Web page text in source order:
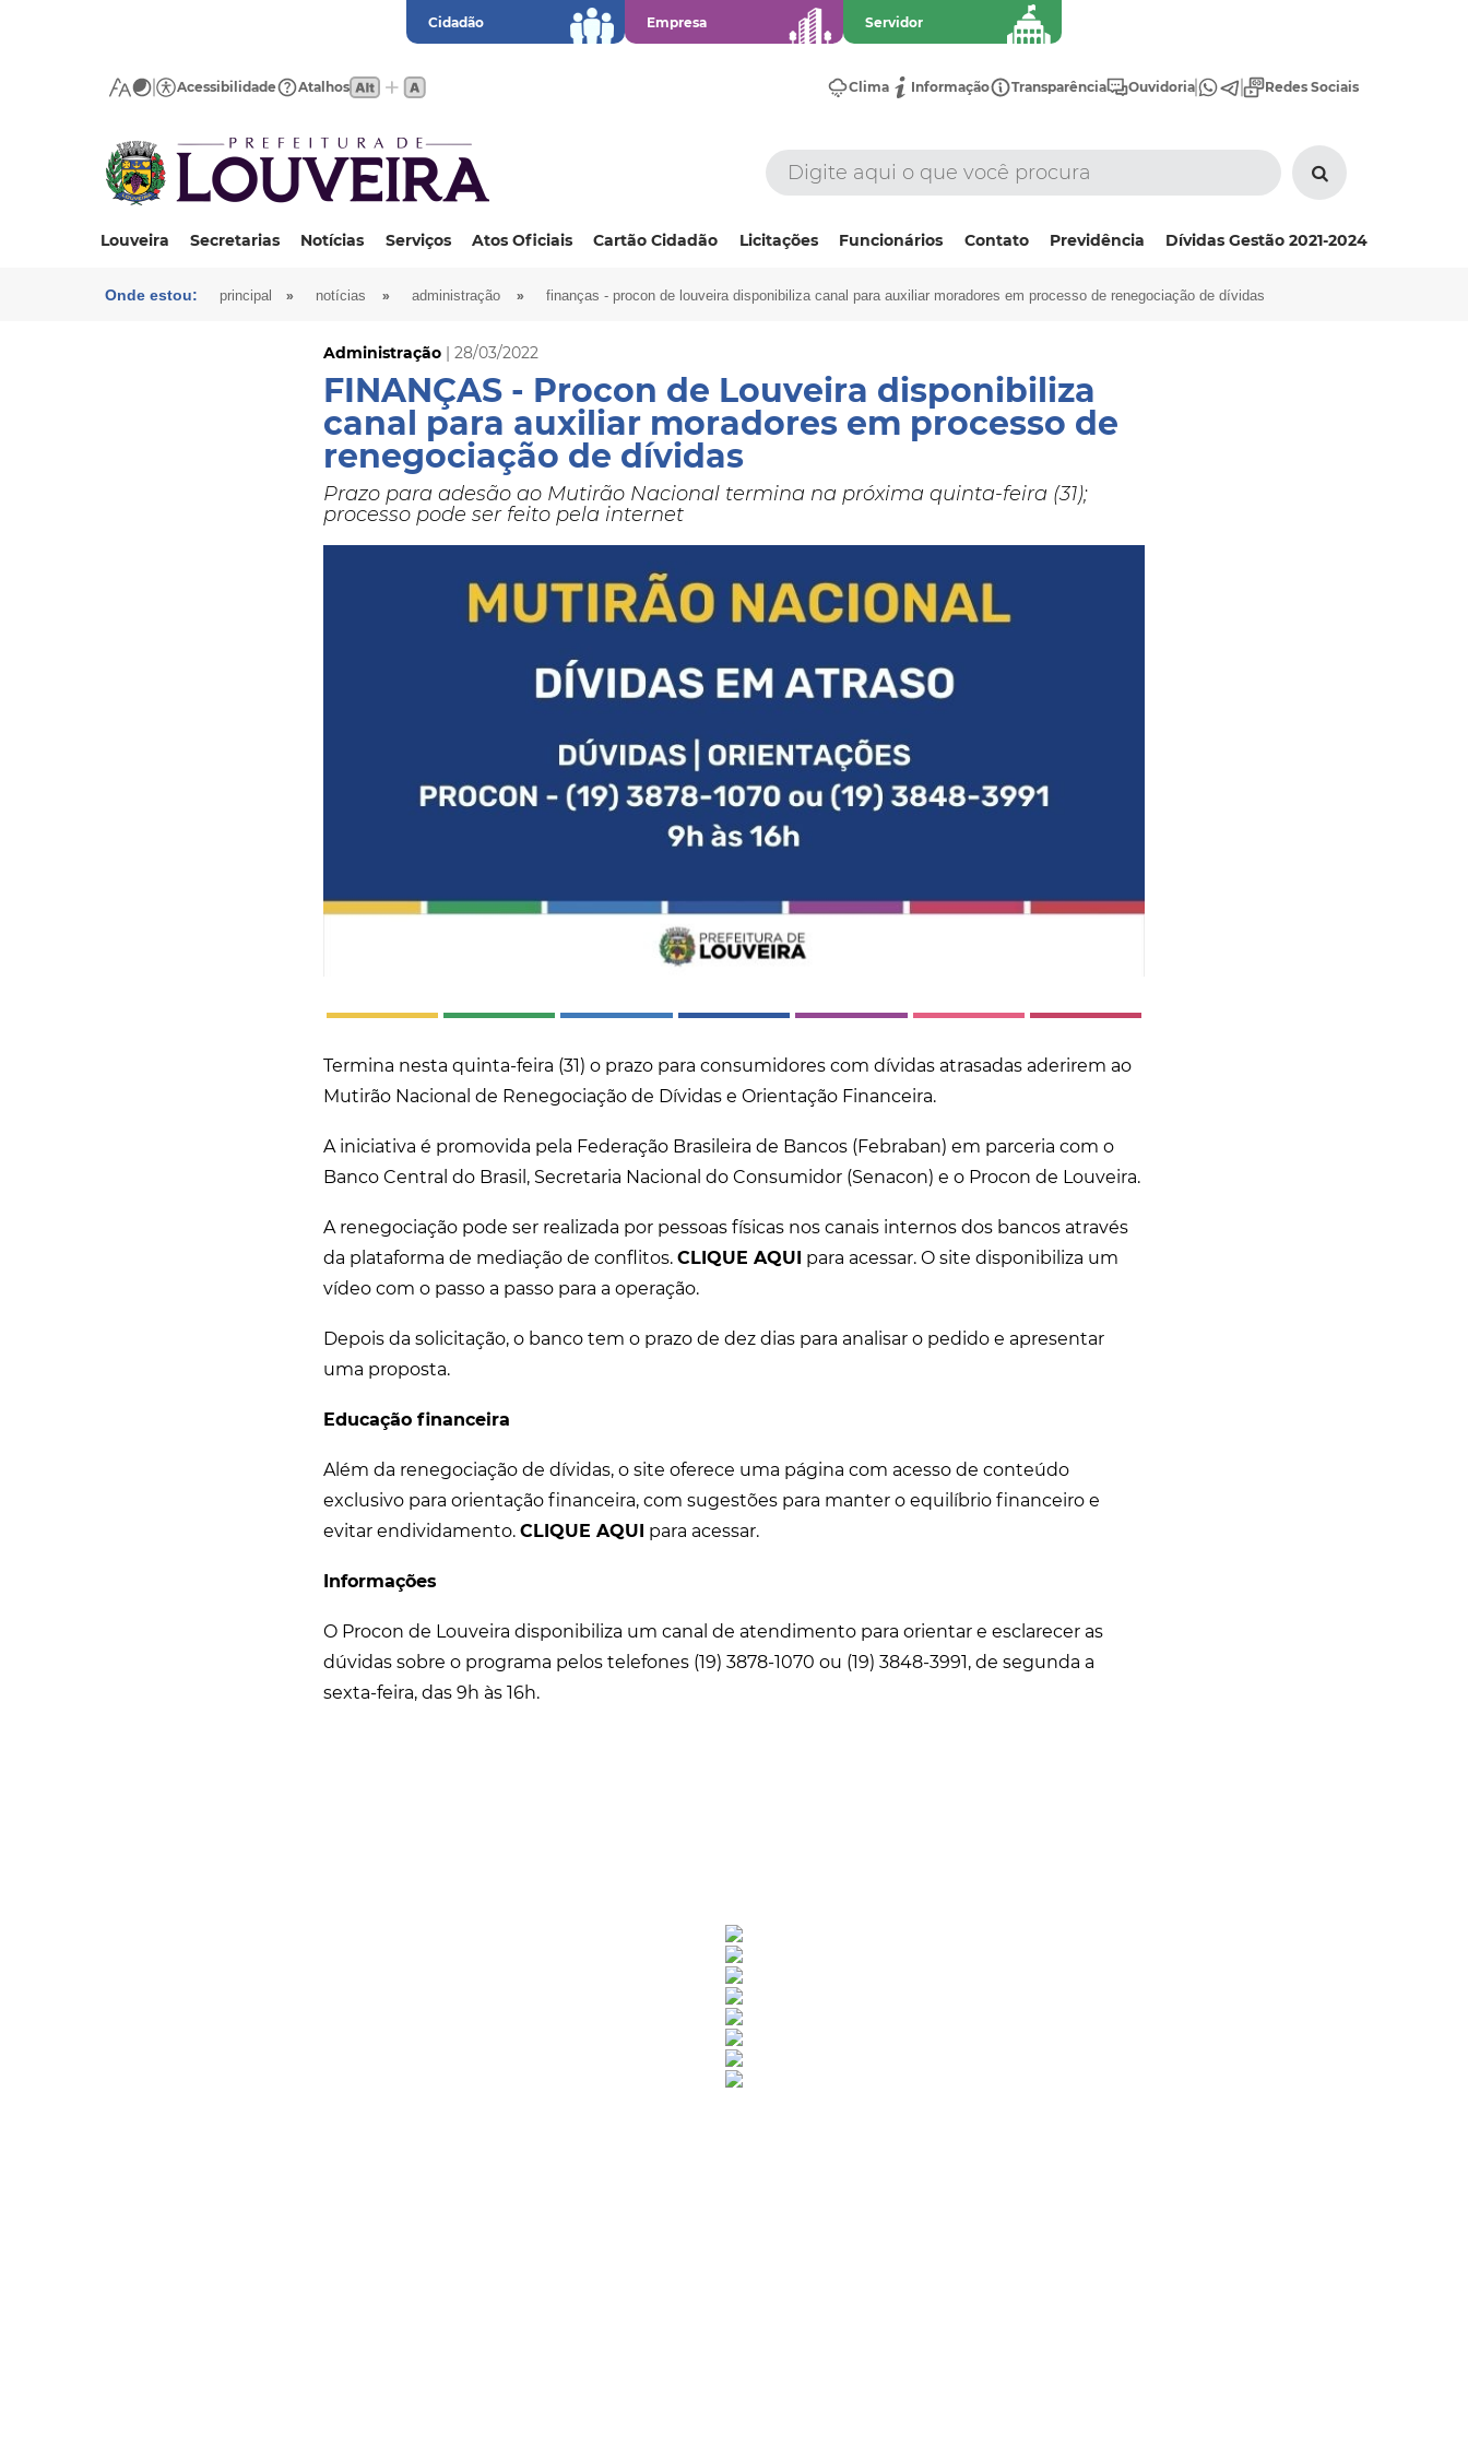
Cidadão Empresa Servidor
Acessibilidade Atalhos Clima Informação Transparência Ouvidoria Redes Sociais
Louveira Secretarias Notícias Serviços Atos Oficiais Cartão Cidadão Licitações Funcionários Contato Previdência Dívidas Gestão 2021-2024
Onde estou: principal » notícias » administração » finanças - procon de louveira disponibiliza canal para auxiliar moradores em processo de renegociação de dívidas
Administração | 28/03/2022
FINANÇAS - Procon de Louveira disponibiliza
canal para auxiliar moradores em processo de
renegociação de dívidas
Prazo para adesão ao Mutirão Nacional termina na próxima quinta-feira (31);
processo pode ser feito pela internet
Termina nesta quinta-feira (31) o prazo para consumidores com dívidas atrasadas aderirem ao
Mutirão Nacional de Renegociação de Dívidas e Orientação Financeira.
A iniciativa é promovida pela Federação Brasileira de Bancos (Febraban) em parceria com o
Banco Central do Brasil, Secretaria Nacional do Consumidor (Senacon) e o Procon de Louveira.
A renegociação pode ser realizada por pessoas físicas nos canais internos dos bancos através
da plataforma de mediação de conflitos. CLIQUE AQUI para acessar. O site disponibiliza um
vídeo com o passo a passo para a operação.
Depois da solicitação, o banco tem o prazo de dez dias para analisar o pedido e apresentar
uma proposta.
Educação financeira
Além da renegociação de dívidas, o site oferece uma página com acesso de conteúdo
exclusivo para orientação financeira, com sugestões para manter o equilíbrio financeiro e
evitar endividamento. CLIQUE AQUI para acessar.
Informações
O Procon de Louveira disponibiliza um canal de atendimento para orientar e esclarecer as
dúvidas sobre o programa pelos telefones (19) 3878-1070 ou (19) 3848-3991, de segunda a
sexta-feira, das 9h às 16h.